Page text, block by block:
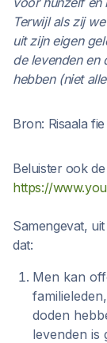
Terwijl als zij
uit zijn eigen
de levenden en
hebben (niet
Bron: Risaala
Beluister ook
https://
Samengevat,
dat:
Men kan
doden
levenden is